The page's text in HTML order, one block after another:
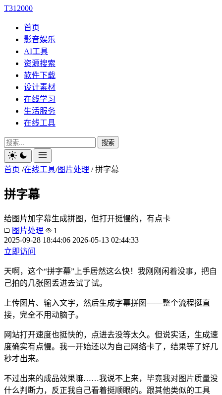
T312000
首页
影音娱乐
AI工具
资源搜索
软件下载
设计素材
在线学习
生活服务
在线工具
搜索
首页 /在线工具/图片处理 / 拼字幕
拼字幕
给图片加字幕生成拼图，但打开挺慢的，有点卡
图片处理
1
2025-09-28 18:44:06 2026-05-13 02:44:33
立即访问
天啊，这个“拼字幕”上手居然这么快！我刚刚闲着没事，把自
己拍的几张图丢进去试了试。
上传图片、输入文字，然后生成字幕拼图——整个流程挺直
接，完全不用动脑子。
网站打开速度也挺快的，点进去没等太久。但说实话，生成速
度确实有点慢。我一开始还以为自己网络卡了，结果等了好几
秒才出来。
不过出来的成品效果嘛……我说不上来，毕竟我对图片质量没
什么判断力，反正我自己看着挺顺眼的。跟其他类似的工具